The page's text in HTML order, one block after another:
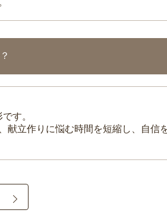
す。
献立作りに悩む時間を短縮し、自信